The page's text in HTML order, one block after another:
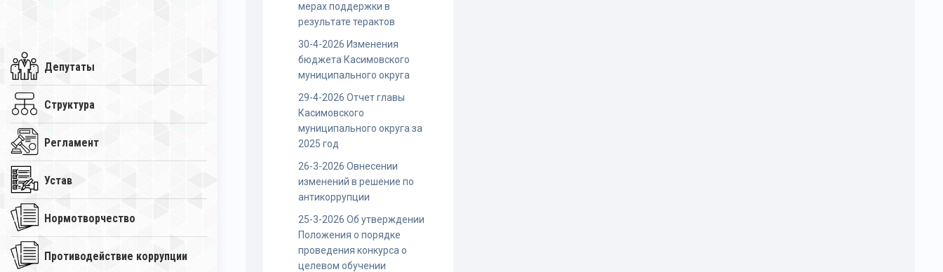
Депутаты
Структура
Регламент
Устав
Нормотворчество
Противодействие коррупции
мерах поддержки в
результате терактов
30-4-2026 Изменения
бюджета Касимовского
муниципального округа
29-4-2026 Отчет главы
Касимовского
муниципального округа за
2025 год
26-3-2026 Овнесении
изменений в решение по
антикоррупции
25-3-2026 Об утверждении
Положения о порядке
проведения конкурса о
целевом обучении